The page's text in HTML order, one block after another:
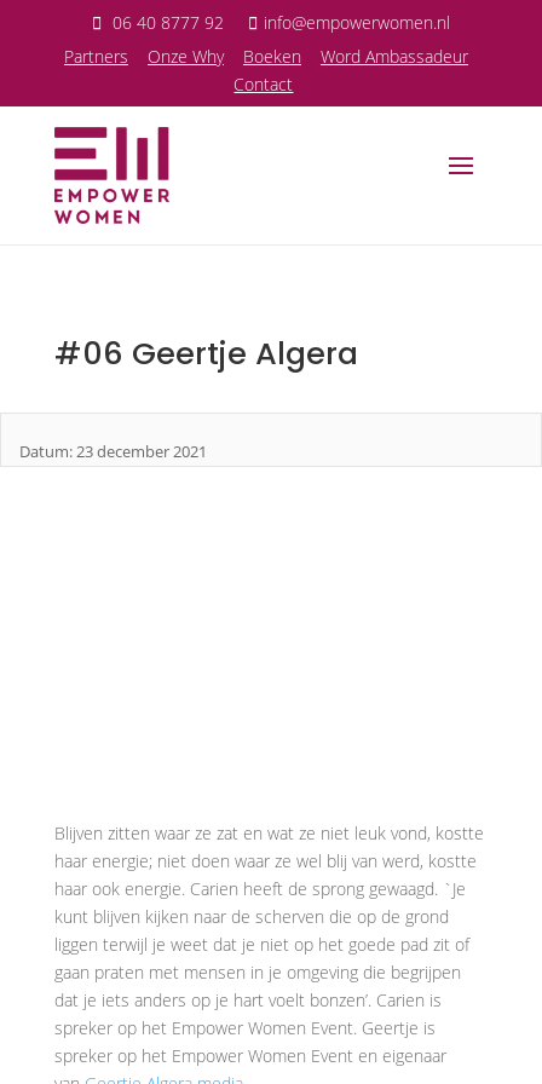
06 40 8777 92
info@empowerwomen.nl
Partners Onze Why Boeken
Word Ambassadeur
Contact
#06 Geertje Algera
Datum: 23 december 2021
Blijven zitten waar ze zat en wat ze niet leuk vond, kostte
haar energie; niet doen waar ze wel blij van werd, kostte
haar ook energie. Carien heeft de sprong gewaagd. `Je
kunt blijven kijken naar de scherven die op de grond
liggen terwijl je weet dat je niet op het goede pad zit of
gaan praten met mensen in je omgeving die begrijpen
dat je iets anders op je hart voelt bonzen’. Carien is
spreker op het Empower Women Event. Geertje is
spreker op het Empower Women Event en eigenaar